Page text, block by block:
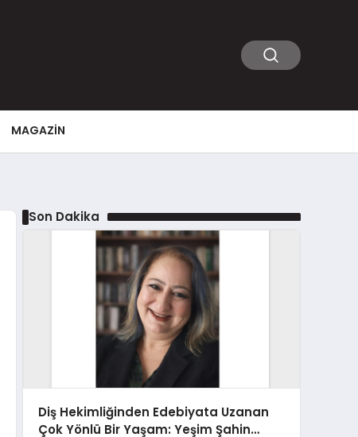
MAGAZIN
Son Dakika
Diş Hekimliğinden Edebiyata Uzanan
Çok Yönlü Bir Yaşam: Yeşim Şahin